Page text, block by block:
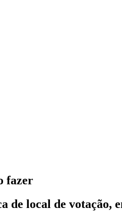
fazer
local de votação,